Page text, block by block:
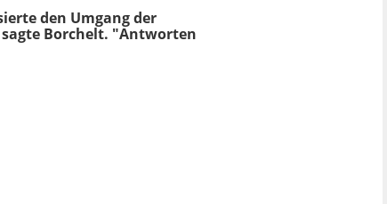
den Umgang der
Borchelt. "Antworten